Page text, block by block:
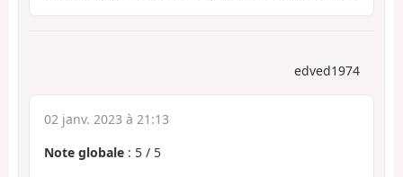
edved1974
02 janv. 2023 à 21:13
Note globale : 5 / 5